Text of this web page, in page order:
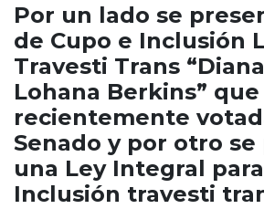
Humor
Valle de
Jesús María y
Cruz del Eje
Corredor de
La Carlota y
Laboulaye y sur
Bell Ville
Río Tercero
Por un lado se
de Cupo e Inclusión
Travesti Trans
Lohana Berkins”
recientemente
Senado y por otro
una Ley Integral
Inclusión travesti